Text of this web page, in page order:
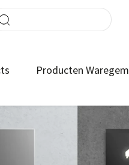
Producten Waregem